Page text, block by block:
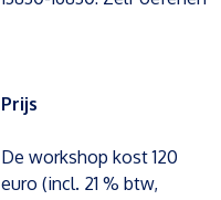
Prijs
De workshop kost 120
euro (incl. 21 % btw,